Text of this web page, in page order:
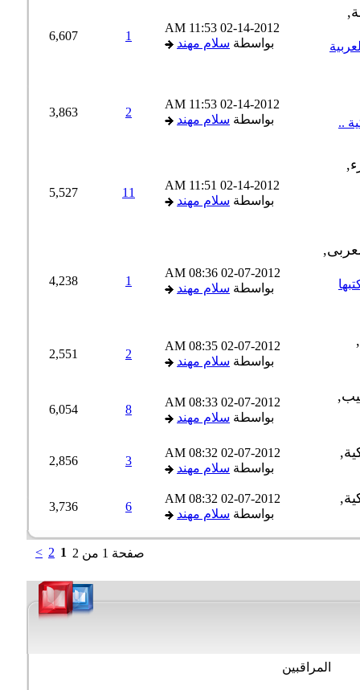
02-14-2012
11:53 AM
بواسطةسلام مهند
6,607
..
02-14-2012
11:53 AM
بواسطةسلام مهند
3,863
02-14-2012
11:51 AM
بواسطةسلام مهند
11
5,527
02-07-2012
08:36 AM
بواسطةسلام مهند
4,238
02-07-2012
08:35 AM
بواسطةسلام مهند
2,551
02-07-2012
08:33 AM
بواسطةسلام مهند
6,054
02-07-2012
08:32 AM
بواسطةسلام مهند
2,856
02-07-2012
08:32 AM
بواسطةسلام مهند
3,736
صفحة 1 من 2 >
المراقبين